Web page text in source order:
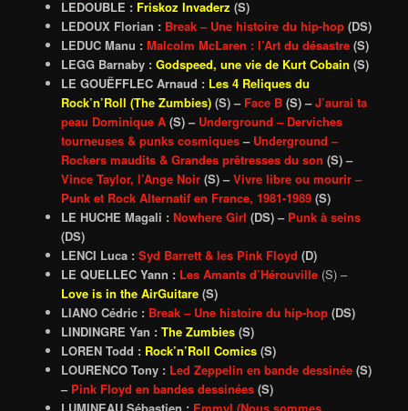
LEDOUBLE : Friskoz Invaderz (S)
LEDOUX Florian : Break – Une histoire du hip-hop(DS)
LEDUC Manu : Malcolm McLaren : l’Art du désastre(S)
LEGG Barnaby : Godspeed, une vie de Kurt Cobain (S)
LE GOUËFFLEC Arnaud : Les 4 Reliques du
Rock’n’Roll (The Zumbies)(S) – Face B(S)–J’aurai ta
peau Dominique A(S)– Underground – Derviches
tourneuses & punks cosmiques– Underground –
Rockers maudits & Grandes prêtresses du son (S) –
Vince Taylor, l’Ange Noir(S) –Vivre libre ou mourir –
Punk et Rock Alternatif en France, 1981-1989(S)
LE HUCHE Magali : Nowhere Girl (DS) – Punk à seins
(DS)
LENCI Luca : Syd Barrett & les Pink Floyd (D)
LE QUELLEC Yann : Les Amants d’Hérouville(S) –
Love is in the AirGuitare(S)
LIANO Cédric : Break – Une histoire du hip-hop(DS)
LINDINGRE Yan : The Zumbies(S)
LOREN Todd : Rock’n’Roll Comics (S)
LOURENCO Tony : Led Zeppelin en bande dessinée(S)
– Pink Floyd en bandes dessinées(S)